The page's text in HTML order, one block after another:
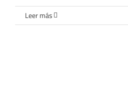
Leer más